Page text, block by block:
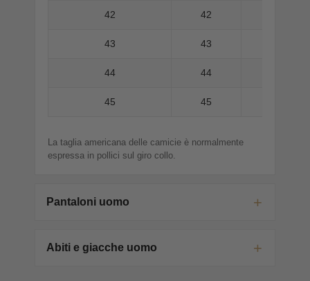
42 42
43 43
44 44
45 45
La taglia americana delle camicie è normalmente
espressa in pollici sul giro collo.
Pantaloni uomo
Abiti e giacche uomo